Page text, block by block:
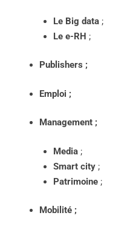
Le Big data;
Le e-RH ;
Publishers ;
Emploi ;
Management ;
Media;
Smart city;
Patrimoine;
Mobilité ;